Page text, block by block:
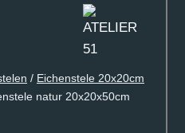
/ Eichenstele 20x20cm
natur 20x20x50cm